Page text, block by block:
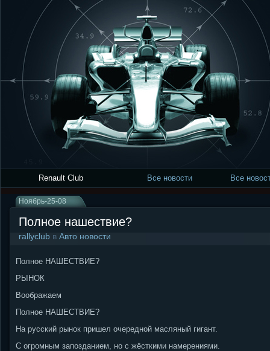
Renault Club Все новости Все
Ноябрь-25-08
Полное нашествие?
rallyclub в Авто новости
Полное НАШЕСТВИЕ?
РЫНОК
Воображаем
Полное НАШЕСТВИЕ?
На русский рынок пришел очередной масляный гигант.
С огромным запозданием, но с жёсткими намерениями.